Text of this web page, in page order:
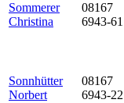
Sommerer
Christina
08167
6943-61
Sonnhütter
Norbert
08167
6943-22